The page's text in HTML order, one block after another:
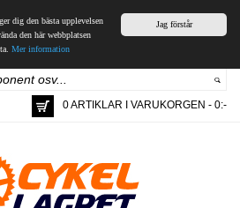
Jag förstår
dig den bästa upplevelsen
den här webbplatsen
Mer information
0 ARTIKLAR I VARUKORGEN - 0:-